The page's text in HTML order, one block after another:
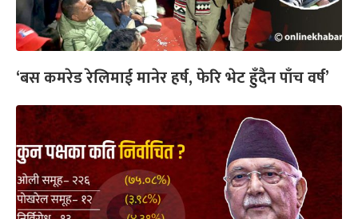
‘बस कमरेड रेलिमाई मानेर हर्ष, फेरि भेट हुँदैन पाँच वर्ष’